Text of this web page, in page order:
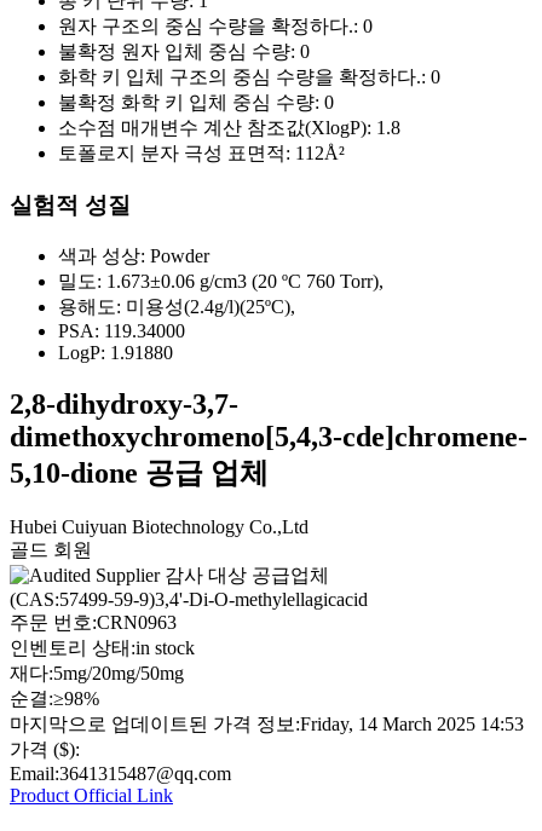
원자 구조의 중심 수량을 확정하다.: 0
불확정 원자 입체 중심 수량: 0
화학 키 입체 구조의 중심 수량을 확정하다.: 0
불확정 화학 키 입체 중심 수량: 0
소수점 매개변수 계산 참조값(XlogP): 1.8
토폴로지 분자 극성 표면적: 112Å²
실험적 성질
색과 성상: Powder
밀도: 1.673±0.06 g/cm3 (20 ºC 760 Torr),
용해도: 미용성(2.4g/l)(25ºC),
PSA: 119.34000
LogP: 1.91880
2,8-dihydroxy-3,7-
dimethoxychromeno[5,4,3-cde]chromene-
5,10-dione 공급 업체
Hubei Cuiyuan Biotechnology Co.,Ltd
골드 회원
감사 대상 공급업체
(CAS:57499-59-9)3,4'-Di-O-methylellagicacid
주문 번호:CRN0963
인벤토리 상태:in stock
재다:5mg/20mg/50mg
순결:≥98%
마지막으로 업데이트된 가격 정보:Friday, 14 March 2025 14:53
가격 ($):
Email:3641315487@qq.com
Product Official Link